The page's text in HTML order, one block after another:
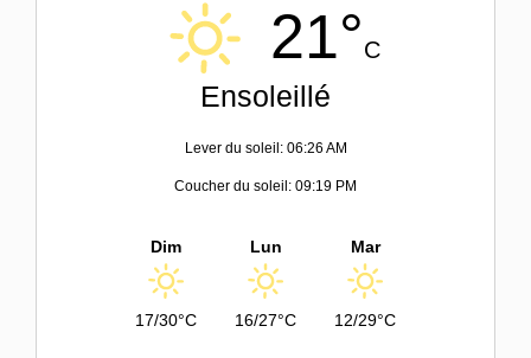
21°C
Ensoleillé
Lever du soleil: 06:26 AM
Coucher du soleil: 09:19 PM
Dim
17/30°C
Lun
16/27°C
Mar
12/29°C